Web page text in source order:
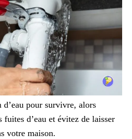
d’eau pour survivre, alors
fuites d’eau et évitez de laisser
votre maison.